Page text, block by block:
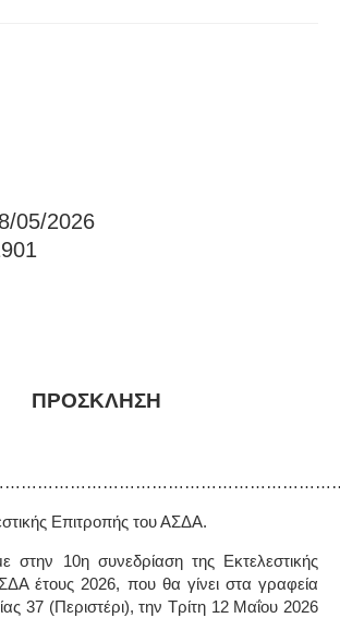
05/2026
ΠΡΟΣΚΛΗΣΗ
Επιτροπής του ΑΣΔΑ.
στην 10η συνεδρίαση της Εκτελεστικής
έτους 2026, που θα γίνει στα γραφεία
37 (Περιστέρι),την Τρίτη 12 Μαΐου 2026